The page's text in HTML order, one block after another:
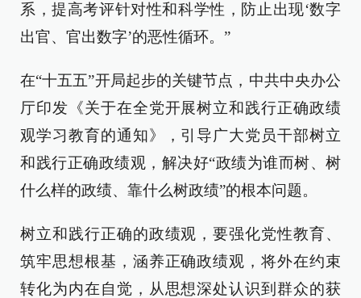
系，提高考评针对性和科学性，防止出现‘数字
出官、官出数字’的恶性循环。”
在“十五五”开局起步的关键节点，中共中央办公
厅印发《关于在全党开展树立和践行正确政绩
观学习教育的通知》，引导广大党员干部树立
和践行正确政绩观，解决好“政绩为谁而树、树
什么样的政绩、靠什么树政绩”的根本问题。
树立和践行正确的政绩观，要强化党性教育、
筑牢思想根基，涵养正确政绩观，将外在约束
转化为内在自觉，从思想深处认识到群众的获